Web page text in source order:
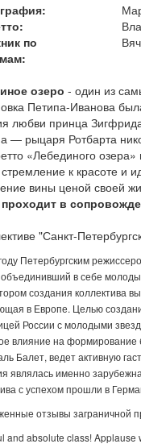
по
озеро - один из
Петипа-Иванова
любви принца
— рыцаря Ротбарта
«Лебединого
к красоте и
вины ценой своей
в
"Санкт-
Петербургским
в себе
создания коллектива
в Европе. Целью
России с молодыми
влияние на формирование
Балет, ведет активную
являлась именно
с успехом прошли в
отзывы заграничной
and absolute class!